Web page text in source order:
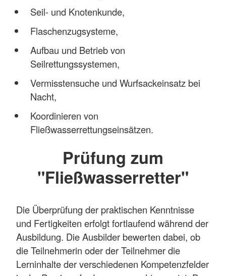
Seil- und Knotenkunde,
Flaschenzugsysteme,
Aufbau und Betrieb von
Seilrettungssystemen,
Vermisstensuche und Wurfsackeinsatz bei
Nacht,
Koordinieren von
Fließwasserrettungseinsätzen.
Prüfung zum
"Fließwasserretter"
Die Überprüfung der praktischen Kenntnisse
und Fertigkeiten erfolgt fortlaufend während der
Ausbildung. Die Ausbilder bewerten dabei, ob
die Teilnehmerin oder der Teilnehmer die
Lerninhalte der verschiedenen Kompetenzfelder